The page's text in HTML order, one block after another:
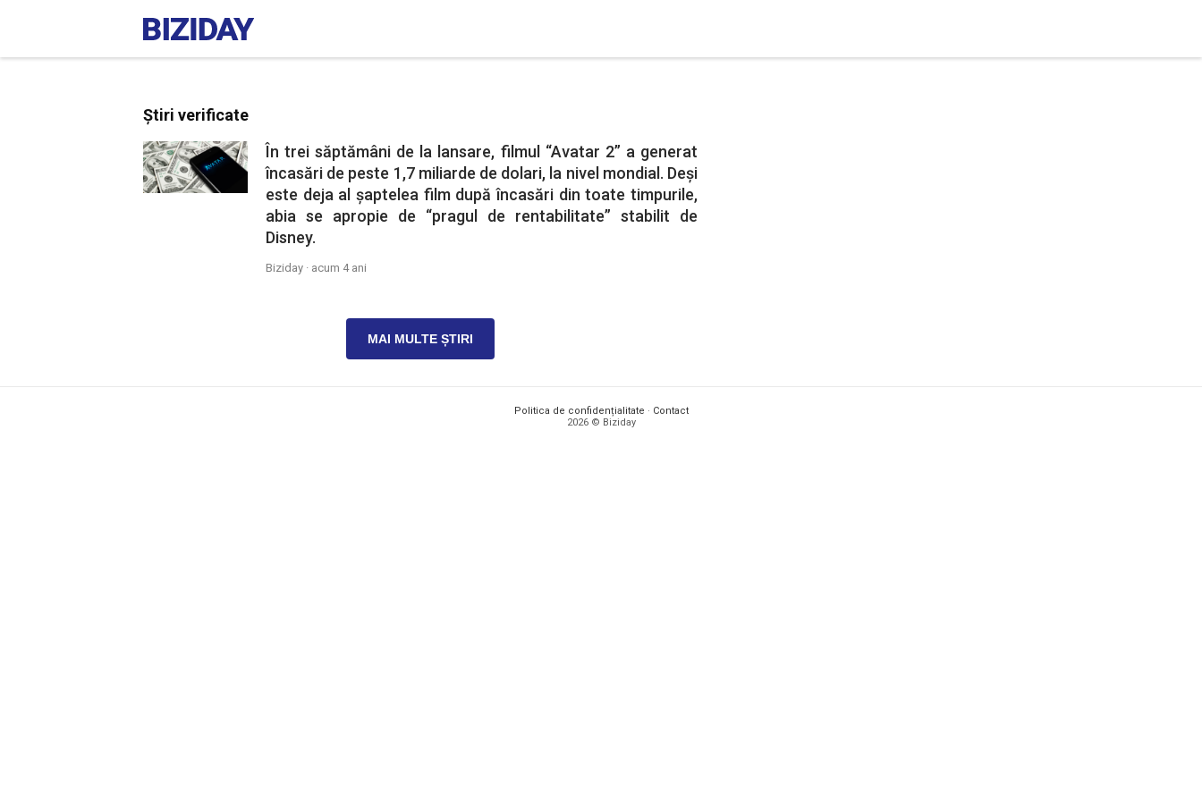
Știri verificate
În trei săptămâni de la lansare, filmul “Avatar 2” a generat
încasări de peste 1,7 miliarde de dolari, la nivel mondial. Deși
este deja al şaptelea film după încasări din toate timpurile,
abia se apropie de “pragul de rentabilitate” stabilit de
Disney.
Biziday · acum 4 ani
MAI MULTE ȘTIRI
Politica de confidențialitate · Contact
2026 © Biziday